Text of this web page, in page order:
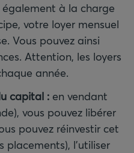
à la charge
votre loyer mensuel
Vous pouvez ainsi
Attention, les loyers
année.
capital : en vendant
vous pouvez libérer
pouvez réinvestir cet
placements), l’utiliser